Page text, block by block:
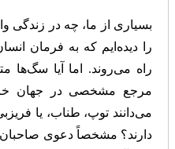
بسیاری از ما، چه در زندگی
را دیده‌ایم که به فرمان
راه می‌روند. اما آیا سگ‌ها
مرجع مشخصی در جهان
می‌دانند توپ، طناب، یا
دارند؟ مشخصاً دعوی